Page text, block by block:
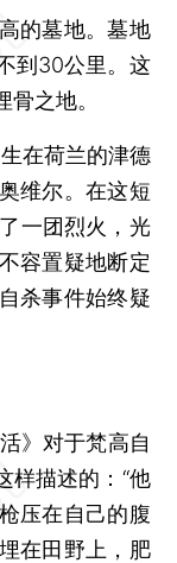
的墓地。墓地
到30公里。这
之地。
在荷兰的津德
维尔。在这短
一团烈火，光
容置疑地断定
杀事件始终疑
》对于梵高自
样描述的：“他
压在自己的腹
在田野上，肥